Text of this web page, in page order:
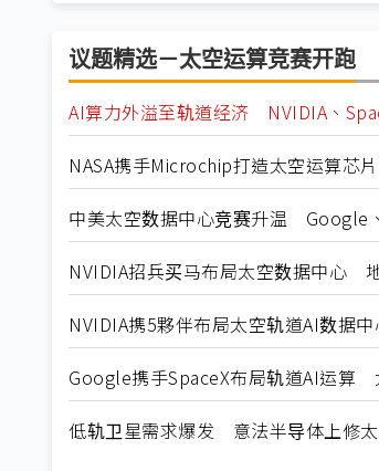
议题精选－太空运算竞赛开跑
AI算力外溢至轨道经济 NVIDIA、
NASA携手Microchip打造太空运算芯
中美太空数据中心竞赛升温 Google
NVIDIA招兵买马布局太空数据中心
NVIDIA携5夥伴布局太空轨道AI数据
Google携手SpaceX布局轨道AI运算
低轨卫星需求爆发 意法半导体上修